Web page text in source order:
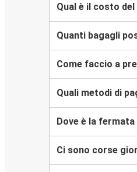
Qual è il costo
Quanti bagagli
Come faccio a
Quali metodi di
Dove è la fermata
Ci sono corse